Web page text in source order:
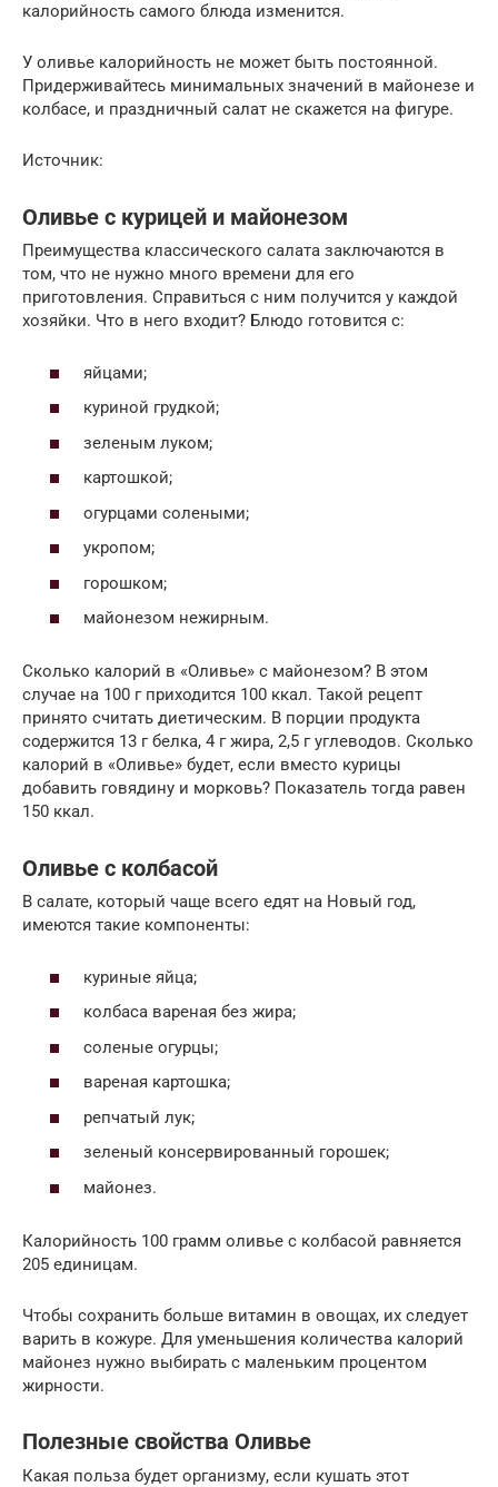
калорийность самого блюда изменится.
У оливье калорийность не может быть постоянной.
Придерживайтесь минимальных значений в майонезе и
колбасе, и праздничный салат не скажется на фигуре.
Источник:
Оливье с курицей и майонезом
Преимущества классического салата заключаются в
том, что не нужно много времени для его
приготовления. Справиться с ним получится у каждой
хозяйки. Что в него входит? Блюдо готовится с:
яйцами;
куриной грудкой;
зеленым луком;
картошкой;
огурцами солеными;
укропом;
горошком;
майонезом нежирным.
Сколько калорий в «Оливье» с майонезом? В этом
случае на 100 г приходится 100 ккал. Такой рецепт
принято считать диетическим. В порции продукта
содержится 13 г белка, 4 г жира, 2,5 г углеводов. Сколько
калорий в «Оливье» будет, если вместо курицы
добавить говядину и морковь? Показатель тогда равен
150 ккал.
Оливье с колбасой
В салате, который чаще всего едят на Новый год,
имеются такие компоненты:
куриные яйца;
колбаса вареная без жира;
соленые огурцы;
вареная картошка;
репчатый лук;
зеленый консервированный горошек;
майонез.
Калорийность 100 грамм оливье с колбасой равняется
205 единицам.
Чтобы сохранить больше витамин в овощах, их следует
варить в кожуре. Для уменьшения количества калорий
майонез нужно выбирать с маленьким процентом
жирности.
Полезные свойства Оливье
Какая польза будет организму, если кушать этот